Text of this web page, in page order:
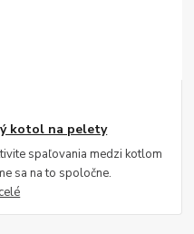
kotol na pelety
spaľovania medzi kotlom
sa na to spoločne.